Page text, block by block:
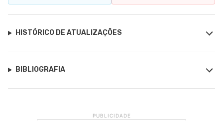
HISTÓRICO DE ATUALIZAÇÕES
BIBLIOGRAFIA
PUBLICIDADE